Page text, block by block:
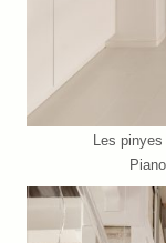
Les